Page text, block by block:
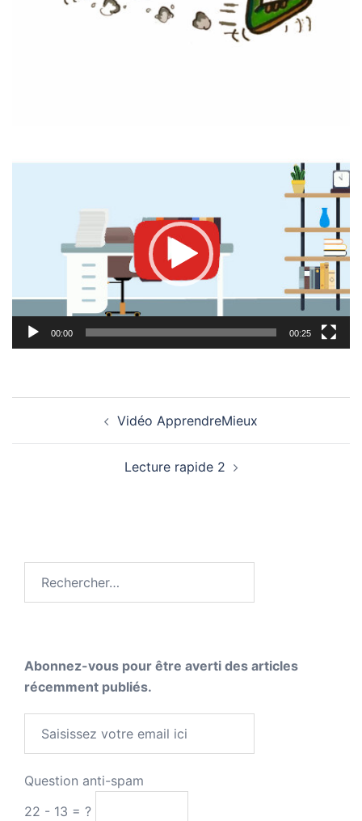
00:00 00:25
Vidéo ApprendreMieux
Lecture rapide 2
Abonnez-vous pour être averti des articles
récemment publiés.
Question anti-spam
22 - 13 = ?